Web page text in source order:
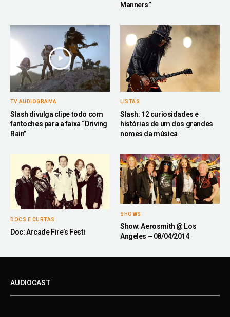
Manners”
TV AUDIOGRAMA
Slash divulga clipe todo com
fantoches para a faixa “Driving
Rain”
LISTAS
Slash: 12 curiosidades e
histórias de um dos grandes
nomes da música
DOCS E CURTAS
Doc: Arcade Fire’s Festi
SHOWS
Show: Aerosmith @ Los
Angeles – 08/04/2014
AUDIOCAST